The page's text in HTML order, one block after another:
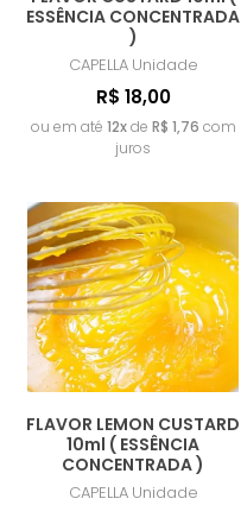
ESSÊNCIA CONCENTRADA
)
CAPELLA Unidade
R$ 18,00
ou em até 12xde R$ 1,76 com
juros
FLAVOR LEMON CUSTARD
10ml ( ESSÊNCIA
CONCENTRADA )
CAPELLA Unidade